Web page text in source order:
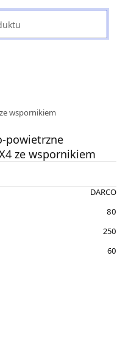
wspornikiem
powietrzne
ze wspornikiem
DARCO
80
250
60